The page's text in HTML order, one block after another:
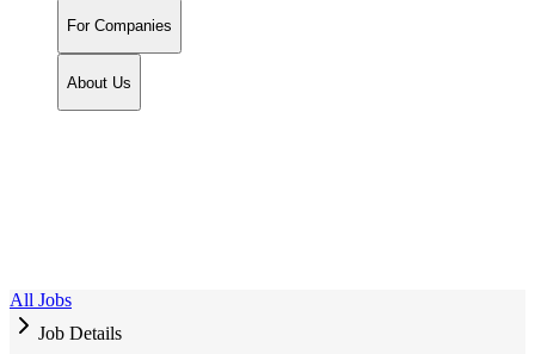
For Companies
About Us
All Jobs
Job Details